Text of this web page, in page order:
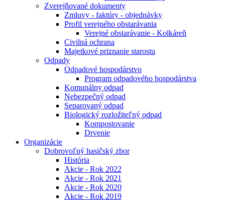
Zverejňované dokumenty
Zmluvy - faktúry - objednávky
Profil verejného obstarávania
Verejné obstarávanie - Kolkáreň
Civilná ochrana
Majetkové priznanie starostu
Odpady
Odpadové hospodárstvo
Program odpadového hospodárstva
Komunálny odpad
Nebezpečný odpad
Separovaný odpad
Biologický rozložiteľný odpad
Kompostovanie
Drvenie
Organizácie
Dobrovoľný hasičský zbor
História
Akcie - Rok 2022
Akcie - Rok 2021
Akcie - Rok 2020
Akcie - Rok 2019